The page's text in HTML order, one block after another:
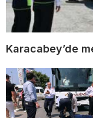
Karacabey’de